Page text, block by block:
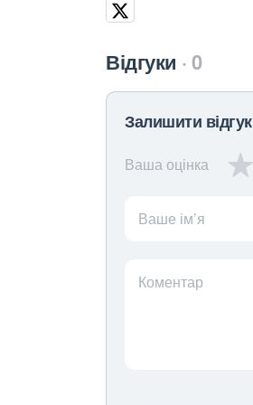
Відгуки 0
Залишити відгук
Ваша оцінка
Ваше ім’я
Коментар